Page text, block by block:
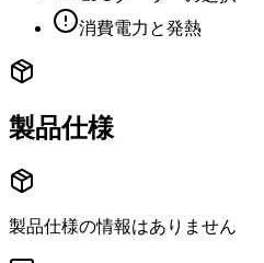
消費電力と発熱
製品仕様
製品仕様の情報はありません